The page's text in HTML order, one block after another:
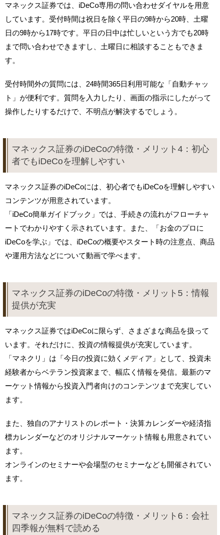
マネックス証券では、iDeCo専用の問い合わせダイヤルを用意
しています。受付時間は祝日を除く平日の9時から20時、土曜
日の9時から17時です。平日の日中は忙しいという方でも20時
まで問い合わせできますし、土曜日に相談することもできま
す。
受付時間外の質問には、24時間365日利用可能な「自動チャッ
ト」が便利です。質問を入力したり、画面の指示にしたがって
操作したりするだけで、不明点が解決するでしょう。
マネックス証券のiDeCoの特徴・メリット4：初心
者でもiDeCoを理解しやすい
マネックス証券のiDeCoには、初心者でもiDeCoを理解しやすい
コンテンツが用意されています。
「iDeCo簡単ガイドブック」では、手続きの流れがフローチャ
ートでわかりやすく示されています。また、「お金のプロに
iDeCoを学ぶ」では、iDeCoの概要やスタート時の注意点、商品
や運用方法などについて動画で学べます。
マネックス証券のiDeCoの特徴・メリット5：情報
提供が充実
マネックス証券ではiDeCoに限らず、さまざまな商品を扱って
います。それだけに、投資の情報提供が充実しています。
「マネクリ」は「今日の投資に効くメディア」として、投資未
経験者からベテラン投資家まで、幅広く情報を発信。最新のマ
ーケット情報から投資入門者向けのコンテンツまで充実してい
ます。
また、独自のアナリストのレポート・決算カレンダーや経済指
標カレンダーなどのオリジナルマーケット情報も用意されてい
ます。
オンラインのセミナーや会場型のセミナーなども開催されてい
ます。
マネックス証券のiDeCoの特徴・メリット6：会社
四季報が無料で読める